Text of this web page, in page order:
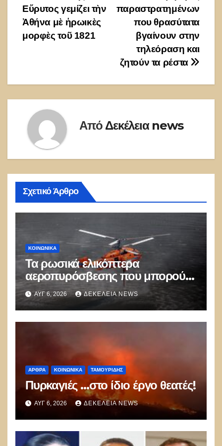
άρθρων
παραστρατημένων
που θρασύτατα
βγαίνουν στην
τηλεόραση και
ζητούν τα ρέστα
Εὔρυτος γεμίζει τὴν
Ἀθήνα μὲ ἡρωικὲς
μορφὲς τοῦ 1821
Από Δεκέλεια news
Σχετικό Άρθρο
ΚΟΙΝΩΝΙΚΑ
Τα ρωσικά ελικόπτερα
αεροπυρόσβεσης που μπορούν
να ρίχνουν 5 τόνους νερού με 8
μποφόρ
ΑΥΓ 6, 2026 ΔΕΚΈΛΕΙΑ NEWS
ΑΡΘΡΑ ΚΟΙΝΩΝΙΚΑ ΤΑΜΟΥΡΊΔΗΣ
Πυρκαγιές …στο ίδιο έργο θεατές!
ΑΥΓ 6, 2026 ΔΕΚΈΛΕΙΑ NEWS